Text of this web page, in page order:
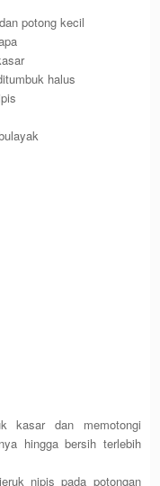
potong kecil
halus
kasar dan memotongi
hingga bersih terlebih
nipis pada potongan